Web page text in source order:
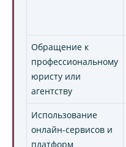
Обращение к
профессиональному
юристу или
агентству
Использование
онлайн-сервисов и
платформ